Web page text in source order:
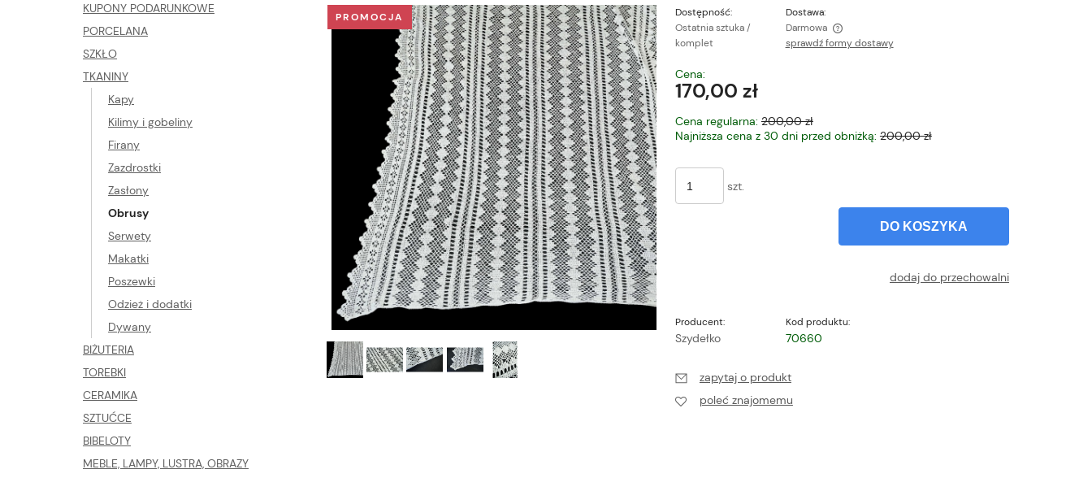
KUPONY PODARUNKOWE
PORCELANA
SZKŁO
TKANINY
Kapy
Kilimy i gobeliny
Firany
Zazdrostki
Zasłony
Obrusy
Serwety
Makatki
Poszewki
Odzież i dodatki
Dywany
BIŻUTERIA
TOREBKI
CERAMIKA
SZTUĆCE
BIBELOTY
MEBLE, LAMPY, LUSTRA, OBRAZY
PROMOCJA
Dostępność:
Ostatnia sztuka /
komplet
Dostawa:
Darmowa
Cena nie zawiera ewentualnych kosztów
płatności
sprawdź formy dostawy
Cena:
170,00 zł
Cena regularna: 200,00 zł
Najniższa cena z 30 dni przed obniżką: 200,00 zł
szt.
DO KOSZYKA
dodaj do przechowalni
Producent:
Szydełko
Kod produktu:
70660
zapytaj o produkt
poleć znajomemu